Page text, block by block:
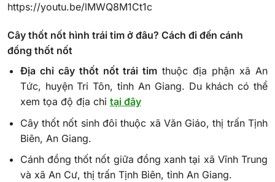
https://youtu.be/lMWQ8M1Ct1c
Cây thốt nốt hình trái tim ở đâu? Cách đi đến cánh
đồng thốt nốt
Địa chỉ cây thốt nốt trái tim thuộc địa phận xã An
Tức, huyện Tri Tôn, tỉnh An Giang. Du khách có thể
xem tọa độ địa chỉ tại đây
Cây thốt nốt sinh đôi thuộc xã Văn Giáo, thị trấn Tịnh
Biên, An Giang.
Cánh đồng thốt nốt giữa đồng xanh tại xã Vĩnh Trung
và xã An Cư, thị trấn Tịnh Biên, tỉnh An Giang.